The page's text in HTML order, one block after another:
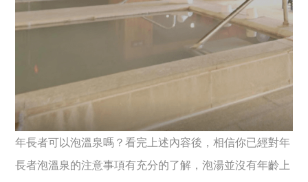
年長者可以泡溫泉嗎？看完上述內容後，相信你已經對年
長者泡溫泉的注意事項有充分的了解，泡湯並沒有年齡上